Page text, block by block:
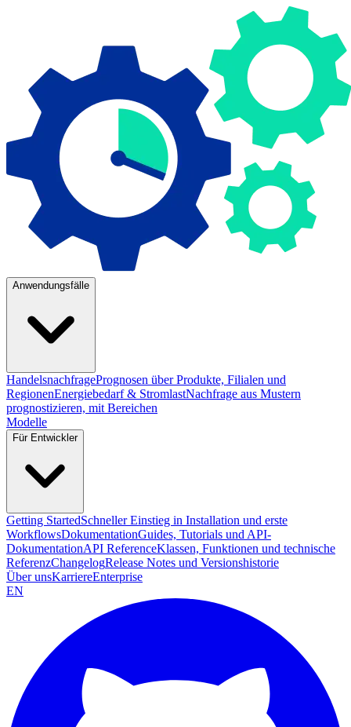
Anwendungsfälle
HandelsnachfragePrognosen über Produkte, Filialen und
RegionenEnergiebedarf & StromlastNachfrage aus Mustern
prognostizieren, mit Bereichen
Modelle
Für Entwickler
Getting StartedSchneller Einstieg in Installation und erste
WorkflowsDokumentationGuides, Tutorials und API-
DokumentationAPI ReferenceKlassen, Funktionen und technische
ReferenzChangelogRelease Notes und Versionshistorie
Über unsKarriereEnterprise
EN